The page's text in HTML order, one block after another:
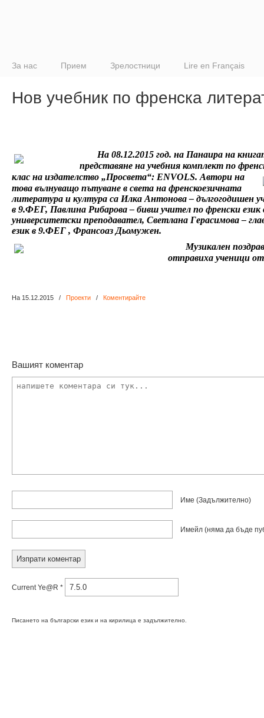
За нас Прием Зрелостници Lire en Français
Нов учебник по френска
На 08.12.2015 год. на Панаира на
представяне на учебния комплект по
клас на издателство „Просвета“: ENVOLS. Автори на
това вълнуващо пътуване в света на френскоезичната
литература и култура са Илка Антонова – дългогодишен
в 9.ФЕГ, Павлина Рибарова – бивш учител по френски
университетски преподавател, Светлана Герасимова –
език в 9.ФЕГ , Франсоаз Дьомужен.
Музикален
отправиха ученици
На 15.12.2015 / Проекти / Коментирайте
Вашият коментар
Име (задължително)
Имейл (няма да бъде
Current Ye@r *
Писането на български език и на кирилица е задължително.